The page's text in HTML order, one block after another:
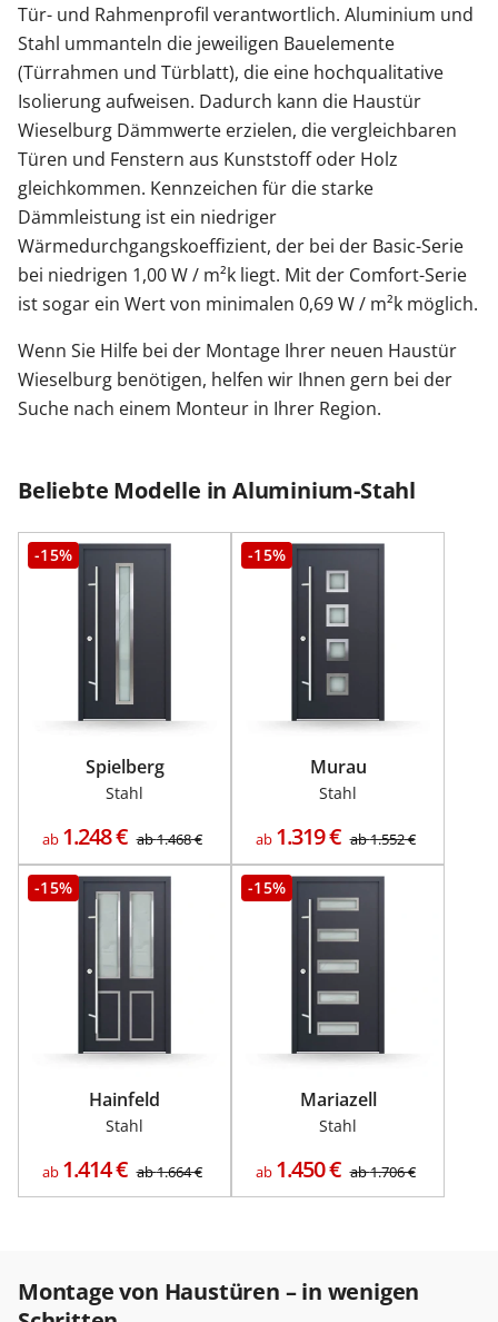
Tür- und Rahmenprofil verantwortlich. Aluminium und
Stahl ummanteln die jeweiligen Bauelemente
(Türrahmen und Türblatt), die eine hochqualitative
Isolierung aufweisen. Dadurch kann die Haustür
Wieselburg Dämmwerte erzielen, die vergleichbaren
Türen und Fenstern aus Kunststoff oder Holz
gleichkommen. Kennzeichen für die starke
Dämmleistung ist ein niedriger
Wärmedurchgangskoeffizient, der bei der Basic-Serie
bei niedrigen 1,00 W / m²k liegt. Mit der Comfort-Serie
ist sogar ein Wert von minimalen 0,69 W / m²k möglich.
Wenn Sie Hilfe bei der Montage Ihrer neuen Haustür
Wieselburg benötigen, helfen wir Ihnen gern bei der
Suche nach einem Monteur in Ihrer Region.
Beliebte Modelle in Aluminium-Stahl
-15%
Spielberg
Stahl
ab 1.248€ ab1.468€
-15%
Murau
Stahl
ab 1.319€ ab1.552€
-15%
Hainfeld
Stahl
ab 1.414€ ab1.664€
-15%
Mariazell
Stahl
ab 1.450€ ab1.706€
Montage von Haustüren – in wenigen